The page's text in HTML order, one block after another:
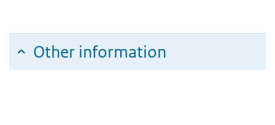
Other information